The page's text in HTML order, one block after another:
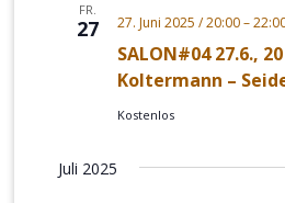
FR.
27
SALON#04 27.6.,
Koltermann –
27. Juni 2025 / 20:00–
Kostenlos
Juli 2025